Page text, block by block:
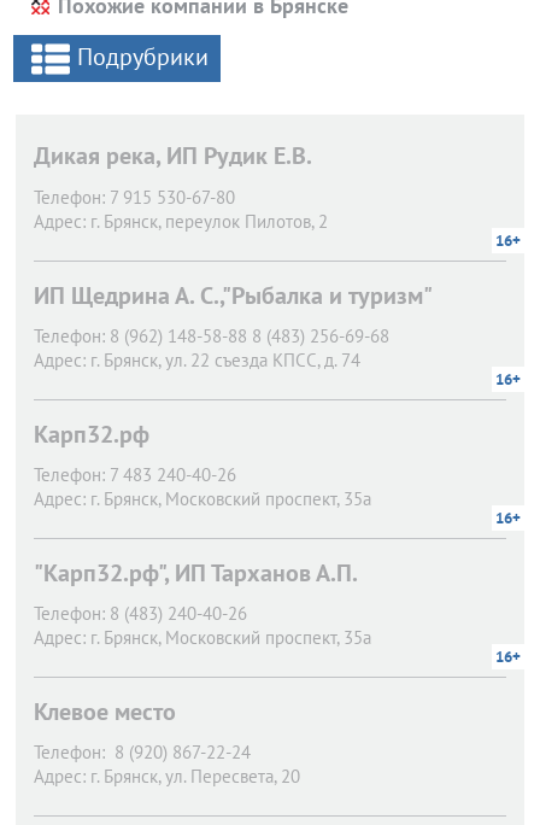
Подрубрики
Дикая река, ИП Рудик Е.В.
Телефон: 7 915 530-67-80
Адрес: г. Брянск, переулок Пилотов, 2
16+
ИП Щедрина А. С.,"Рыбалка и туризм"
Телефон: 8 (962) 148-58-88 8 (483) 256-69-68
Адрес: г. Брянск, ул. 22 съезда КПСС, д. 74
16+
Карп32.рф
Телефон: 7 483 240-40-26
Адрес: г. Брянск, Московский проспект, 35а
16+
"Карп32.рф", ИП Тарханов А.П.
Телефон: 8 (483) 240-40-26
Адрес: г. Брянск, Московский проспект, 35а
16+
Клевое место
Телефон: 8 (920) 867-22-24
Адрес: г. Брянск, ул. Пересвета, 20